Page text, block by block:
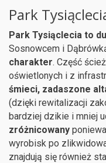
Park
Park Tysiąclecia to
Sosnowcem i
charakter. Część
oświetlonych i z
śmieci, zadaszone
(dzięki rewitalizacji
bardziej dzikie i mniej
zróżnicowany
wyrobisk po
znajdują się również